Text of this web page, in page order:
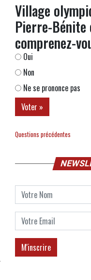
Village
Pierre-Bénite
comprenez-
Oui
Non
Ne se prononce pas
Questions précédentes